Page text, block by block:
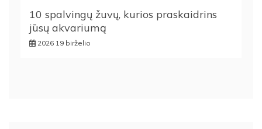
10 spalvingų žuvų, kurios praskaidrins
jūsų akvariumą
2026 19 birželio